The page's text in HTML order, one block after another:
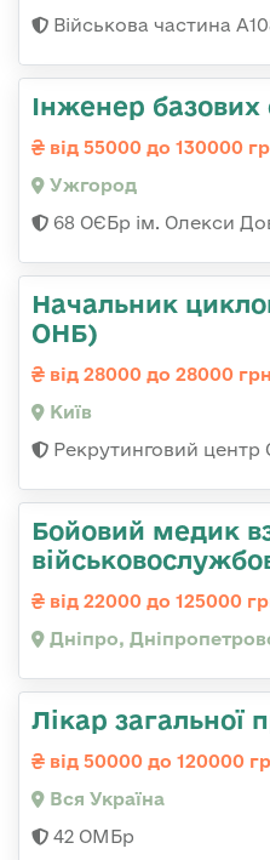
Військова частина
Інженер базових
від 55000 до 130000
Ужгород
68 ОЄБр ім. Олекси
Начальник
ОНБ)
від 28000 до 28000 грн
Київ
Рекрутинговий
Бойовий медик
від 22000 до 125000
Дніпро,
Лікар загальної
від 50000 до 120000
Вся Україна
42 ОМБр